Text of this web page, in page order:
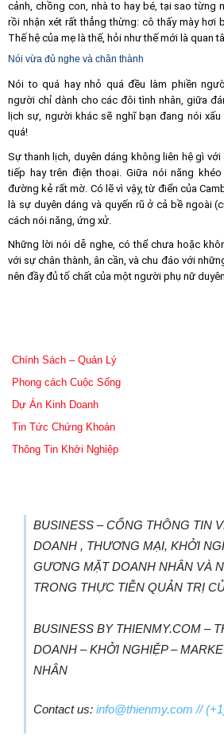
cảnh, chồng con, nhà to hay bé, tại sao từng
rồi nhận xét rất thẳng thừng: cô thấy mày hơi
Thế hệ của mẹ là thế, hỏi như thế mới là quan
Nói vừa đủ nghe và chân thành
Nói to quá hay nhỏ quá đều làm phiền
người chỉ dành cho các đôi tình nhân, giữa
lịch sự, người khác sẽ nghĩ bạn đang nói
quá!
Sự thanh lịch, duyên dáng không liên hệ gì
tiếp hay trên điện thoại. Giữa nói năng
đường kẻ rất mờ. Có lẽ vì vậy, từ điển của
là sự duyên dáng và quyến rũ ở cả bề ngoài
cách nói năng, ứng xử.
Những lời nói dễ nghe, có thể chưa hoặc
với sự chân thành, ân cần, và chu đáo với
nên đầy đủ tố chất của một người phụ nữ
Chính Sách – Quản Lý
Phong cách Cuộc Sống
Dự Án Kinh Doanh
Tin Tức Chứng Khoán
Thông Tin Khởi Nghiệp
BUSINESS – CỔNG THÔNG TIN
DOANH , THƯƠNG MẠI, KHỞI
GƯƠNG MẶT DOANH NHÂN VÀ
TRONG THỰC TIỄN QUẢN TRỊ
BUSINESS BY THIENMY.COM –
DOANH – KHỞI NGHIỆP –
NHÂN
Contact us: info@thienmy.com //